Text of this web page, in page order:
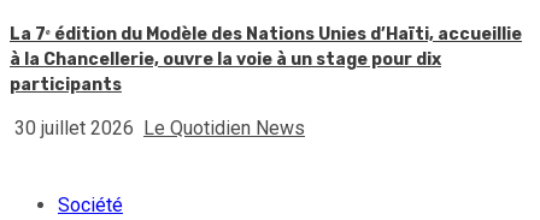
La 7ᵉ édition du Modèle des Nations Unies d’Haïti, accueillie
à la Chancellerie, ouvre la voie à un stage pour dix
participants
30 juillet 2026 Le Quotidien News
Société